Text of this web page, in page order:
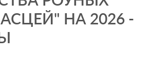
НА 2026 -